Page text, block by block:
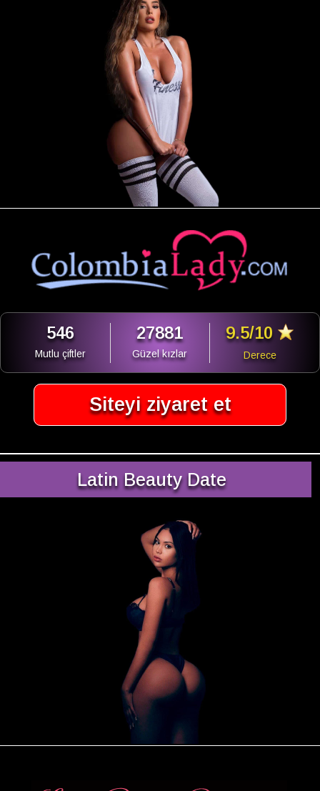
546
Mutlu çiftler
27881
Güzel kızlar
9.5/10
Derece
Siteyi ziyaret et
Latin Beauty Date